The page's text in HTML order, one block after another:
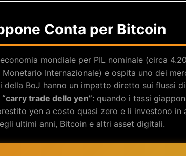
Conta per Bitcoin
mondiale per PIL nominale (circa
Internazionale) e ospita uno dei
della BoJ hanno un impatto diretto sui flussi
“carry trade dello yen”: quando i tassi
yen a costo quasi zero e li investono in
ultimi anni, Bitcoin e altri asset digitali.